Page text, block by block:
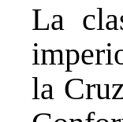
La
la